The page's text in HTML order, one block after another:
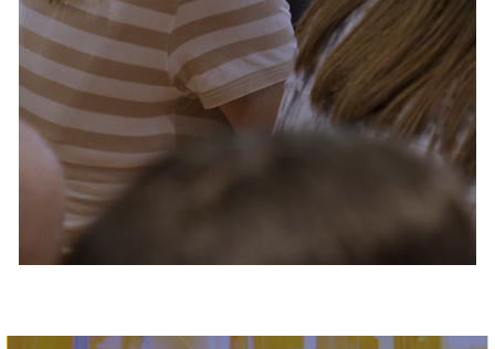
Servizi e accessibilità
Contatti
FAQ
Biglietti